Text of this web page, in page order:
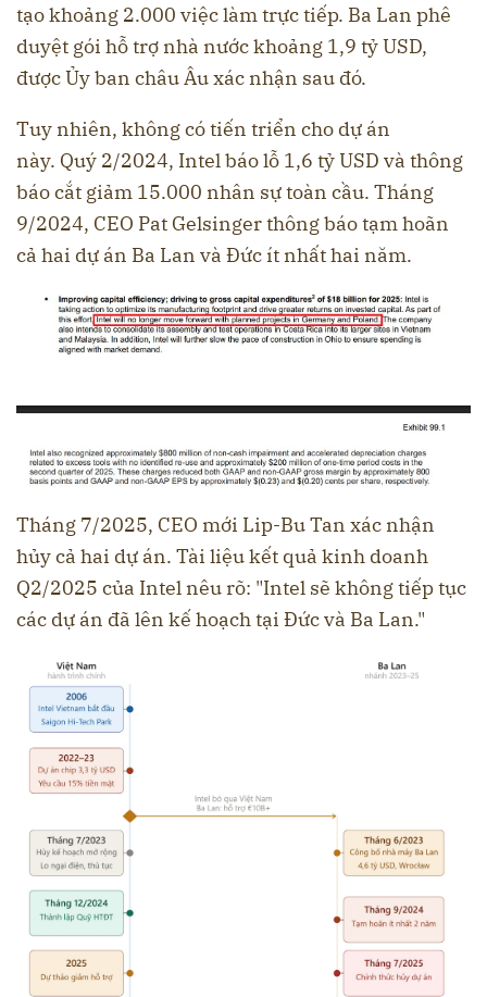
tạo khoảng 2.000 việc làm trực tiếp. Ba Lan phê
duyệt gói hỗ trợ nhà nước khoảng 1,9 tỷ USD,
được Ủy ban châu Âu xác nhận sau đó.
Tuy nhiên, không có tiến triển cho dự án
này. Quý 2/2024, Intel báo lỗ 1,6 tỷ USD và thông
báo cắt giảm 15.000 nhân sự toàn cầu. Tháng
9/2024, CEO Pat Gelsinger thông báo tạm hoãn
cả hai dự án Ba Lan và Đức ít nhất hai năm.
Tháng 7/2025, CEO mới Lip-Bu Tan xác nhận
hủy cả hai dự án. Tài liệu kết quả kinh doanh
Q2/2025 của Intel nêu rõ: "Intel sẽ không tiếp tục
các dự án đã lên kế hoạch tại Đức và Ba Lan."